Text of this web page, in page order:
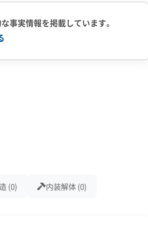
住伝統的建造物群保存地区（宿場町エ
っても、自由に解体することは許されま
観に影響するすべての行為に対して、事
に建物を活かすための「修理」や「修
保存や再生の可能性をまず検討するこ
事実情報を掲載しています。
者
解体工事施工技士
(0) 内装解体 (0)